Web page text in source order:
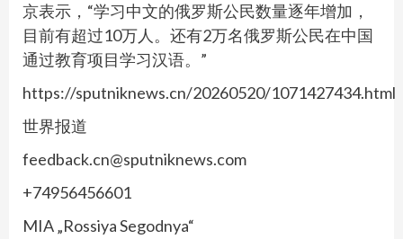
京表示，“学习中文的俄罗斯公民数量逐年增加，
目前有超过10万人。还有2万名俄罗斯公民在中国
通过教育项目学习汉语。”
https://sputniknews.cn/20260520/1071427434.html
世界报道
feedback.cn@sputniknews.com
+74956456601
MIA „Rossiya Segodnya“